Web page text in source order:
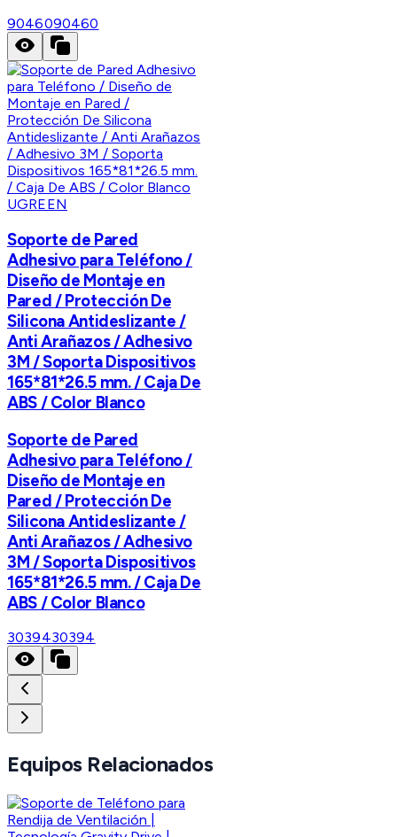
9046090460
UGREEN
Soporte de Pared
Adhesivo para Teléfono /
Diseño de Montaje en
Pared / Protección De
Silicona Antideslizante /
Anti Arañazos / Adhesivo
3M / Soporta Dispositivos
165*81*26.5 mm. / Caja De
ABS / Color Blanco
Soporte de Pared
Adhesivo para Teléfono /
Diseño de Montaje en
Pared / Protección De
Silicona Antideslizante /
Anti Arañazos / Adhesivo
3M / Soporta Dispositivos
165*81*26.5 mm. / Caja De
ABS / Color Blanco
3039430394
Equipos Relacionados